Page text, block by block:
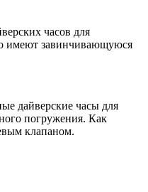
часов для
имеют завинчивающуюся
дайверские часы для
погружения. Как
клапаном.